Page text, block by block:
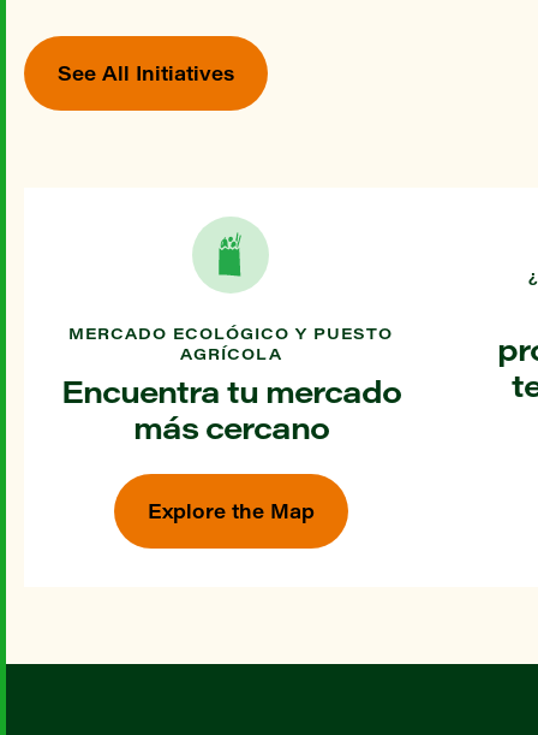
See All Initiatives
MERCADO ECOLÓGICO Y PUESTO
AGRÍCOLA
Encuentra tu mercado
más cercano
Explore the Map